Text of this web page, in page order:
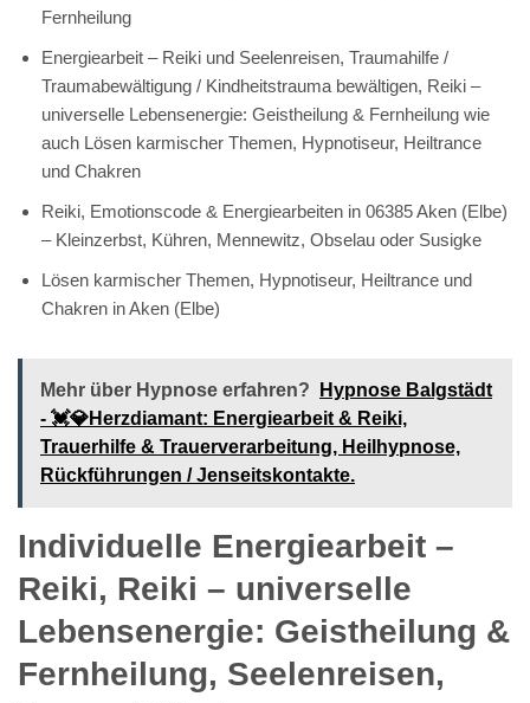
Fernheilung
Energiearbeit – Reiki und Seelenreisen, Traumahilfe /
Traumabewältigung / Kindheitstrauma bewältigen, Reiki –
universelle Lebensenergie: Geistheilung & Fernheilung wie
auch Lösen karmischer Themen, Hypnotiseur, Heiltrance
und Chakren
Reiki, Emotionscode & Energiearbeiten in 06385 Aken (Elbe)
– Kleinzerbst, Kühren, Mennewitz, Obselau oder Susigke
Lösen karmischer Themen, Hypnotiseur, Heiltrance und
Chakren in Aken (Elbe)
Mehr über Hypnose erfahren?
Hypnose Balgstädt
- 💓️💎Herzdiamant: Energiearbeit & Reiki,
Trauerhilfe & Trauerverarbeitung, Heilhypnose,
Rückführungen / Jenseitskontakte.
Individuelle Energiearbeit –
Reiki, Reiki – universelle
Lebensenergie: Geistheilung &
Fernheilung, Seelenreisen,